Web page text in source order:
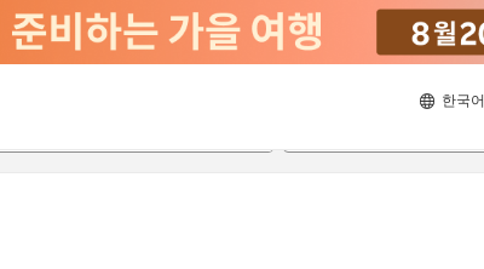
한국어